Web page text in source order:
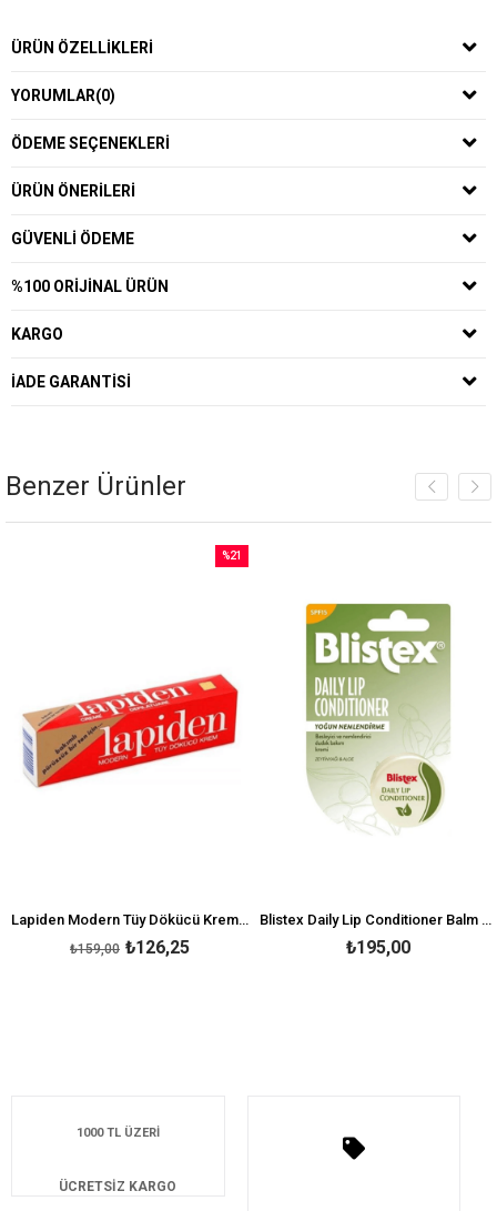
ÜRÜN ÖZELLIKLERI
YORUMLAR(0)
ÖDEME SEÇENEKLERI
ÜRÜN ÖNERILERI
GÜVENLI ÖDEME
%100 ORIJINAL ÜRÜN
KARGO
İADE GARANTISI
Benzer Ürünler
Lapiden Modern Tüy Dökücü Krem 40 gr
₺126,25
₺159,00
%21
Blistex Daily Lip Conditioner Balm 7 gr
₺195,00
1000 TL ÜZERİ
ÜCRETSİZ KARGO